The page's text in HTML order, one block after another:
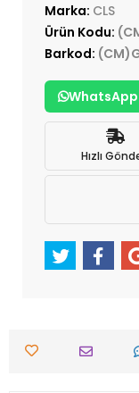
Marka: CLS
Ürün Kodu:
Barkod:
Hızlı